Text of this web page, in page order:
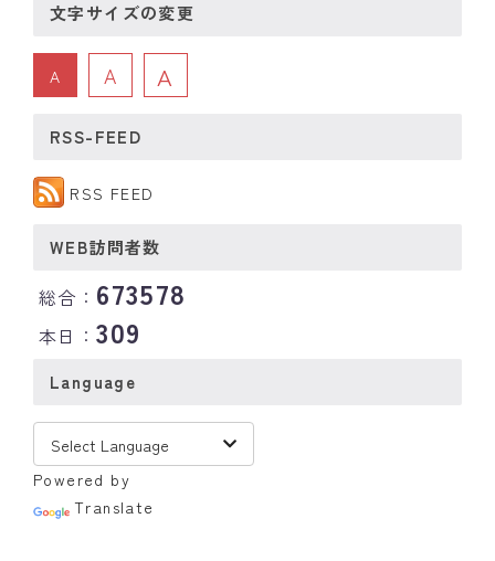
文字サイズの変更
A A A
RSS-FEED
RSS FEED
WEB訪問者数
総合： 673578
本日：309
Language
Powered by
Translate